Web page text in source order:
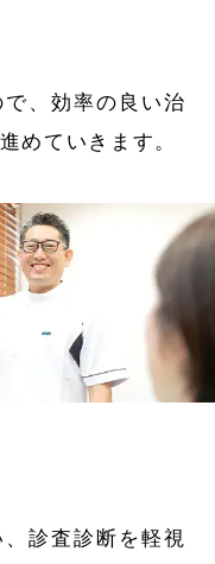
、効率の良い治
めていきます。
診査診断を軽視